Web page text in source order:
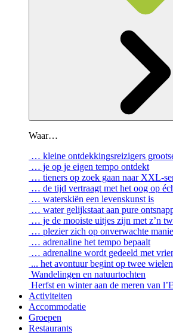
Waar…
… kleine ontdekkingsreizigers
… je op je eigen tempo ontdekt
… tieners op zoek gaan naar XXL-
… de tijd vertraagt met het oog op
… waterskiën een levenskunst is
… water gelijkstaat aan pure
… je de mooiste uitjes zijn met z’n
… plezier zich op onverwachte
… adrenaline het tempo bepaalt
… adrenaline wordt gedeeld met
... het avontuur begint op twee wielen
Wandelingen en natuurtochten
Herfst en winter aan de meren van
Activiteiten
Accommodatie
Groepen
Restaurants